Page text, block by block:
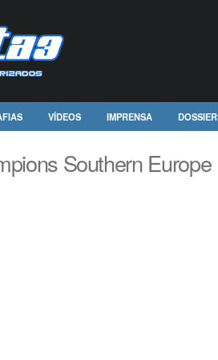
VÍDEOS IMPRENSA
Southern Europe